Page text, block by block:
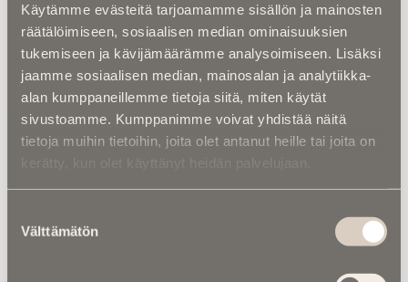
Käytämme evästeitä tarjoamamme sisällön ja mainosten
räätälöimiseen, sosiaalisen median ominaisuuksien
tukemiseen ja kävijämäärämme analysoimiseen. Lisäksi
jaamme sosiaalisen median, mainosalan ja analytiikka-
alan kumppaneillemme tietoja siitä, miten käytät
sivustoamme. Kumppanimme voivat yhdistää näitä
tietoja muihin tietoihin, joita olet antanut heille tai joita on
kerätty, kun olet käyttänyt heidän palvelujaan.
valinta
Välttämätön
Kuolinuutiset |
“Yksi taivas kaiken yllä” –
Retkeilytubettaja Ali Leiniö kuoli
hiihtovaelluksella Lapissa
Kuolinuutiset |Aleksi kuoli taistelukentällä
Ukrainassa – ”Uuden ajan suomalainen
sankari ja sankarivainaja”
Kuolema koskettaa | Seitsemän veljestä 2.0